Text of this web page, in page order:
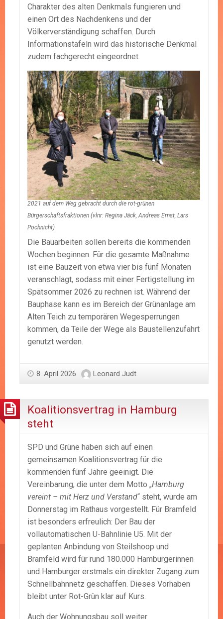
Charakter des alten Denkmals fungieren und
einen Ort des Nachdenkens und der
Völkerverständigung schaffen. Durch
Informationstafeln wird das historische Denkmal
zudem fachgerecht eingeordnet.
2021 auf dem Weg gebracht durch die rot-grünen
Bürgerschaftsfraktionen (vlnr: Regina Jäck, Andreas Ernst, Lars
Pochnicht)
Die Bauarbeiten sollen bereits die kommenden
Wochen beginnen. Für die gesamte Maßnahme
ist eine Bauzeit von etwa vier bis fünf Monaten
veranschlagt, sodass mit einer Fertigstellung im
Spätsommer 2026 zu rechnen ist. Während der
Bauphase kann es im Bereich der Grünanlage am
Alten Teich zu temporären Wegesperrungen
kommen, da Teile der Wege als Baustellenzufahrt
genutzt werden.
8. April 2026 Leonard Judt
Koalitionsvertrag in Hamburg
steht
SPD und Grüne haben sich auf einen
gemeinsamen Koalitionsvertrag für die
kommenden fünf Jahre geeinigt. Die
Vereinbarung, die unter dem Motto „Hamburg
vereint – mit Herz und Verstand“ steht, wurde am
Donnerstag im Rathaus vorgestellt. Für Bramfeld
ist besonders erfreulich: Der Bau der
vollautomatischen U-Bahnlinie U5. Mit der
geplanten Anbindung von Steilshoop und
Bramfeld wird für rund 180.000 Hamburgerinnen
und Hamburger erstmals ein direkter Zugang zum
Schnellbahnnetz geschaffen. Dieses Vorhaben
bleibt unter Rot-Grün klar auf Kurs.
Auch der Wohnungsbau soll weiter